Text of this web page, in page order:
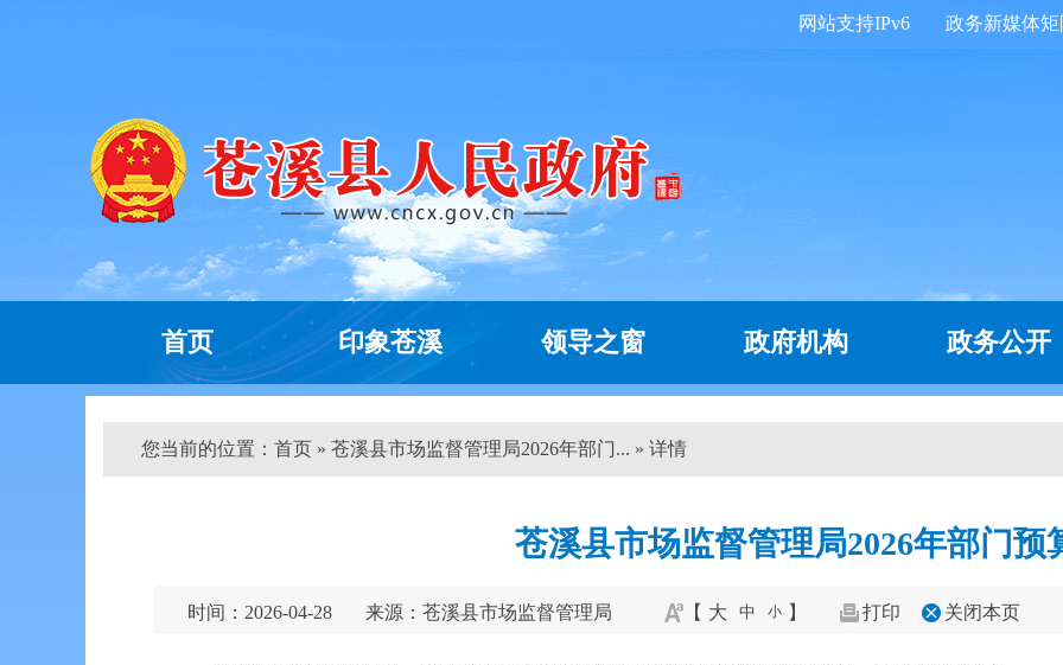
政务新媒体矩
网站支持IPv6
首页 印象苍溪 领导之窗 政府机构 政务公开
您当前的位置： 首页 » 苍溪县市场监督管理局2026年部门... » 详情
苍溪县市场监督管理局2026年部门预
时间：2026-04-28 来源：苍溪县市场监督管理局 【 大 中 小 】 打印 关闭本页